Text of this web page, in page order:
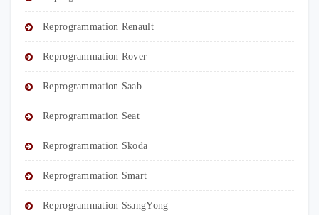
Reprogrammation Renault
Reprogrammation Rover
Reprogrammation Saab
Reprogrammation Seat
Reprogrammation Skoda
Reprogrammation Smart
Reprogrammation SsangYong